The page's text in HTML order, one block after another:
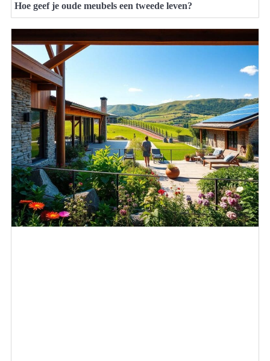
Hoe geef je oude meubels een tweede leven?